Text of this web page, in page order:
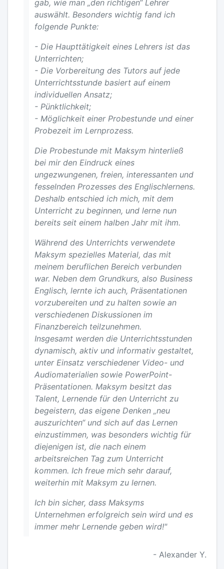
gab, wie man „den richtigen“ Lehrer
auswählt. Besonders wichtig fand ich
folgende Punkte:
- Die Haupttätigkeit eines Lehrers ist das
Unterrichten;
- Die Vorbereitung des Tutors auf jede
Unterrichtsstunde basiert auf einem
individuellen Ansatz;
- Pünktlichkeit;
- Möglichkeit einer Probestunde und einer
Probezeit im Lernprozess.
Die Probestunde mit Maksym hinterließ
bei mir den Eindruck eines
ungezwungenen, freien, interessanten und
fesselnden Prozesses des Englischlernens.
Deshalb entschied ich mich, mit dem
Unterricht zu beginnen, und lerne nun
bereits seit einem halben Jahr mit ihm.
Während des Unterrichts verwendete
Maksym spezielles Material, das mit
meinem beruflichen Bereich verbunden
war. Neben dem Grundkurs, also Business
Englisch, lernte ich auch, Präsentationen
vorzubereiten und zu halten sowie an
verschiedenen Diskussionen im
Finanzbereich teilzunehmen.
Insgesamt werden die Unterrichtsstunden
dynamisch, aktiv und informativ gestaltet,
unter Einsatz verschiedener Video- und
Audiomaterialien sowie PowerPoint-
Präsentationen. Maksym besitzt das
Talent, Lernende für den Unterricht zu
begeistern, das eigene Denken „neu
auszurichten“ und sich auf das Lernen
einzustimmen, was besonders wichtig für
diejenigen ist, die nach einem
arbeitsreichen Tag zum Unterricht
kommen. Ich freue mich sehr darauf,
weiterhin mit Maksym zu lernen.
Ich bin sicher, dass Maksyms
Unternehmen erfolgreich sein wird und es
immer mehr Lernende geben wird!"
- Alexander Y.